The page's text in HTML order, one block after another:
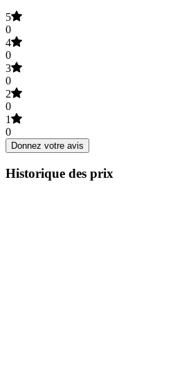
5
0
4
0
3
0
2
0
1
0
Donnez votre avis
Historique des prix